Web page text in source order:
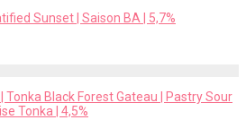
Sunset | Saison BA | 5,7%
Tonka Black Forest Gateau | Pastry Sour
Tonka | 4,5%